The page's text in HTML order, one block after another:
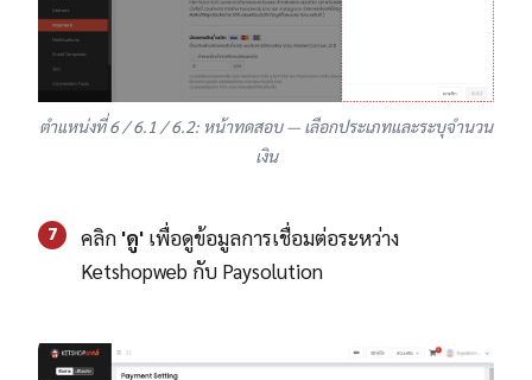
ตำแหน่งที่ 6 / 6.1 / 6.2: หน้าทดสอบ — เลือกประเภทและระบุจำนวน
เงิน
7 คลิก 'ดู' เพื่อดูข้อมูลการเชื่อมต่อระหว่าง
Ketshopweb กับ Paysolution